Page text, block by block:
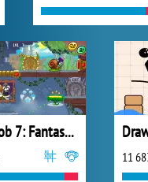
Snail Bob 7: Fantasy Story
11